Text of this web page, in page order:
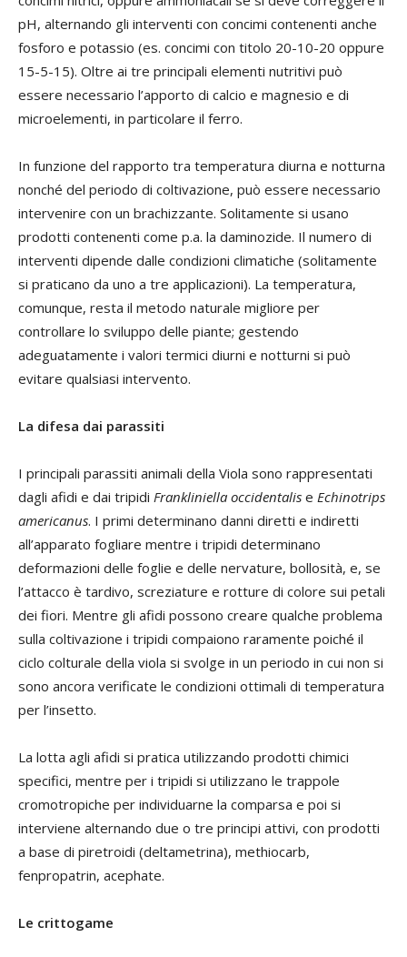
pH, alternando gli interventi con concimi contenenti anche
fosforo e potassio (es. concimi con titolo 20-10-20 oppure
15-5-15). Oltre ai tre principali elementi nutritivi può
essere necessario l’apporto di calcio e magnesio e di
microelementi, in particolare il ferro.
In funzione del rapporto tra temperatura diurna e notturna
nonché del periodo di coltivazione, può essere necessario
intervenire con un brachizzante. Solitamente si usano
prodotti contenenti come p.a. la daminozide. Il numero di
interventi dipende dalle condizioni climatiche (solitamente
si praticano da uno a tre applicazioni). La temperatura,
comunque, resta il metodo naturale migliore per
controllare lo sviluppo delle piante; gestendo
adeguatamente i valori termici diurni e notturni si può
evitare qualsiasi intervento.
La difesa dai parassiti
I principali parassiti animali della Viola sono rappresentati
dagli afidi e dai tripidi Frankliniella occidentalis e Echinotrips
americanus. I primi determinano danni diretti e indiretti
all’apparato fogliare mentre i tripidi determinano
deformazioni delle foglie e delle nervature, bollosità, e, se
l’attacco è tardivo, screziature e rotture di colore sui petali
dei fiori. Mentre gli afidi possono creare qualche problema
sulla coltivazione i tripidi compaiono raramente poiché il
ciclo colturale della viola si svolge in un periodo in cui non si
sono ancora verificate le condizioni ottimali di temperatura
per l’insetto.
La lotta agli afidi si pratica utilizzando prodotti chimici
specifici, mentre per i tripidi si utilizzano le trappole
cromotropiche per individuarne la comparsa e poi si
interviene alternando due o tre principi attivi, con prodotti
a base di piretroidi (deltametrina), methiocarb,
fenpropatrin, acephate.
Le crittogame